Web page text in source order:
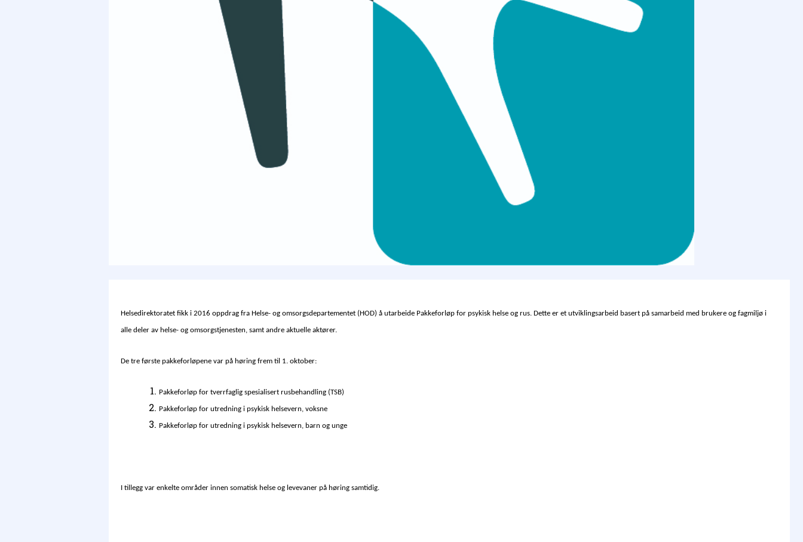
Helsedirektoratet fikk i 2016 oppdrag fra Helse- og omsorgsdepartementet (HOD) å utarbeide Pakkeforløp for psykisk helse og rus. Dette er et utviklingsarbeid basert på samarbeid med brukere og fagmiljø i
alle deler av helse­- og omsorgstjenesten, samt andre aktuelle aktører.
De tre første pakkeforløpene var på høring frem til 1. oktober:
Pakkeforløp for tverrfaglig spesialisert rusbehandling (TSB)
Pakkeforløp for utredning i psykisk helsevern, voksne
Pakkeforløp for utredning i psykisk helsevern, barn og unge
I tillegg var enkelte områder innen somatisk helse og levevaner på høring samtidig.